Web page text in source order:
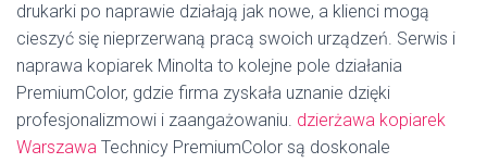
drukarki po naprawie działają jak nowe, a klienci mogą
cieszyć się nieprzerwaną pracą swoich urządzeń. Serwis i
naprawa kopiarek Minolta to kolejne pole działania
PremiumColor, gdzie firma zyskała uznanie dzięki
profesjonalizmowi i zaangażowaniu. dzierżawa kopiarek
Warszawa Technicy PremiumColor są doskonale